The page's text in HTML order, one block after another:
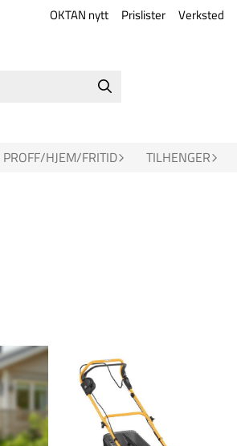
OKTAN nytt Prislister Verksted
PROFF/HJEM/FRITID TILHENGER